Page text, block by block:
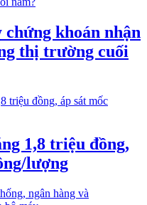
chứng khoán nhận
thị trường cuối
1,8 triệu đồng,
lượng